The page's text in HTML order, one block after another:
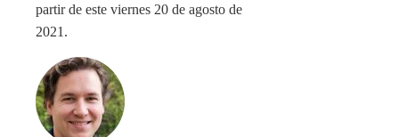
partir de este viernes 20 de agosto de
2021.